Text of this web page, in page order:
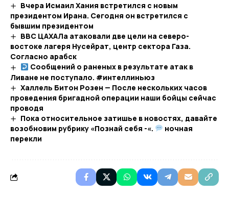
Вчера Исмаил Хания встретился с новым
президентом Ирана. Сегодня он встретился с
бывшим президентом
ВВС ЦАХАЛа атаковали две цели на северо-
востоке лагеря Нусейрат, центр сектора Газа.
Согласно арабск
Сообщений о раненых в результате атак в
Ливане не поступало. #интеллиньюз​
Халлель Битон Розен — После нескольких часов
проведения бригадной операции наши бойцы сейчас
проводя
Пока относительное затишье в новостях, давайте
возобновим рубрику «Познай себя -«.
ночная
перекли